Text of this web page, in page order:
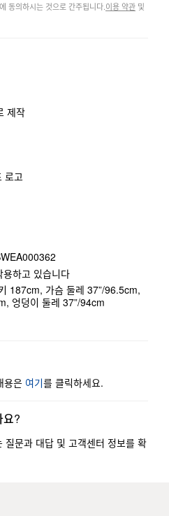
동의하시는 것으로 간주됩니다. 이용 약관 및
제작
로고
하고 있습니다
187cm, 가슴 둘레 37”/96.5cm,
엉덩이 둘레 37”/94cm
용은 여기를 클릭하세요.
요?
질문과 대답 및 고객센터 정보를 확